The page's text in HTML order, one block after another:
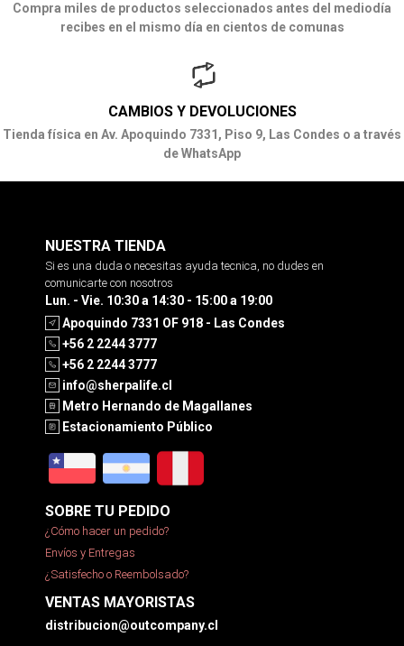
Compra miles de productos seleccionados antes del mediodía
recibes en el mismo día en cientos de comunas
CAMBIOS Y DEVOLUCIONES
Tienda física en Av. Apoquindo 7331, Piso 9, Las Condes o a través
de WhatsApp
NUESTRA TIENDA
Si es una duda o necesitas ayuda tecnica, no dudes en
comunicarte con nosotros
Lun. - Vie. 10:30 a 14:30 - 15:00 a 19:00
Apoquindo 7331 OF 918 - Las Condes
+56 2 2244 3777
+56 2 2244 3777
info@sherpalife.cl
Metro Hernando de Magallanes
Estacionamiento Público
SOBRE TU PEDIDO
¿Cómo hacer un pedido?
Envíos y Entregas
¿Satisfecho o Reembolsado?
VENTAS MAYORISTAS
distribucion@outcompany.cl